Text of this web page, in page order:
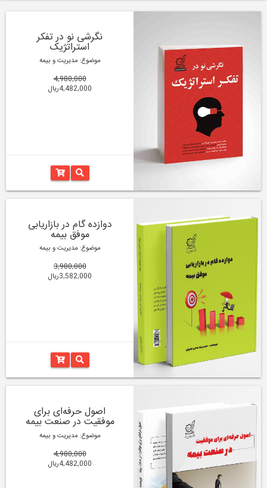
نگرشی نو در تفکر
استراتژیک
موضوع: مدیریت و بیمه
4,980,000
4,482,000ریال
دوازده گام در بازاریابی
موفق بیمه
موضوع: مدیریت و بیمه
3,980,000
3,582,000ریال
اصول حرفه‌ای برای
موفقیت در صنعت بیمه
موضوع: مدیریت و بیمه
4,980,000
4,482,000ریال